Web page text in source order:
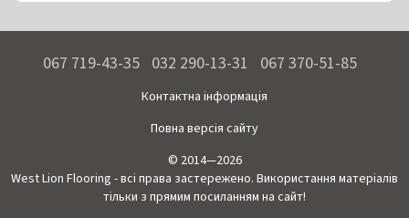
067 719-43-35 032 290-13-31 067 370-51-85
Контактна інформація
Повна версія сайту
© 2014—2026
West Lion Flooring - всі права застережено. Використання матеріалів
тільки з прямим посиланням на сайт!